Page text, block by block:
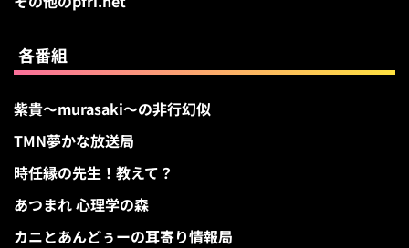
各番組
紫貴～murasaki～の非行幻似
TMN夢かな放送局
時任縁の先生！教えて？
あつまれ 心理学の森
カニとあんどぅーの耳寄り情報局